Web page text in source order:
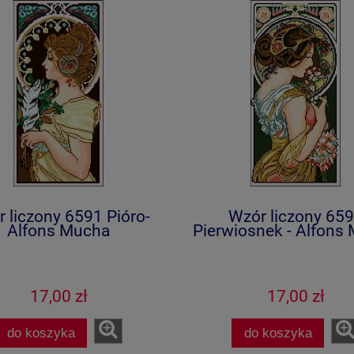
liczony 6591 Pióro-
Alfons Mucha
17,00 zł
do koszyka
Wzór liczony
Pierwiosnek - Alfons
17,00 zł
do koszyka